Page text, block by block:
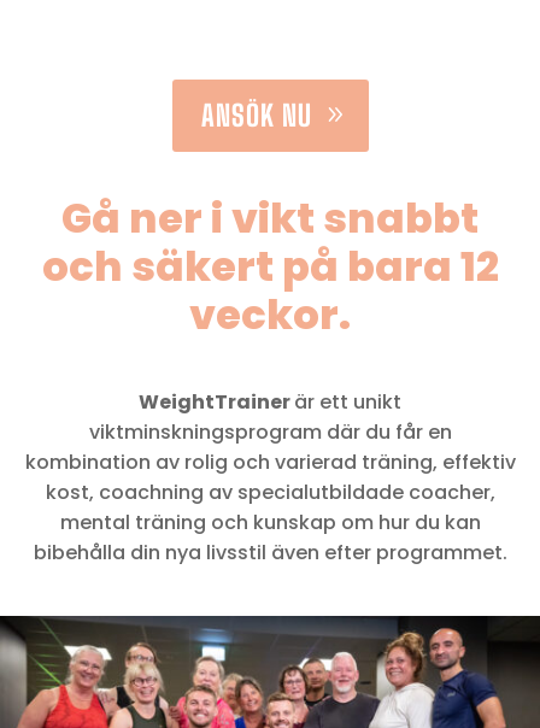
ANSÖK NU
Gå ner i vikt snabbt
och säkert på bara 12
veckor.
WeightTrainerär ett unikt
viktminskningsprogram där du får en
kombination av rolig och varierad träning, effektiv
kost, coachning av specialutbildade coacher,
mental träning och kunskap om hur du kan
bibehålla din nya livsstil även efter programmet.